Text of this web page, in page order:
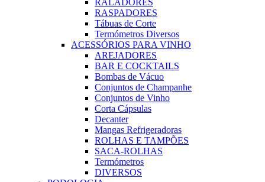
RALADORES
RASPADORES
Tábuas de Corte
Termómetros Diversos
ACESSÓRIOS PARA VINHO
AREJADORES
BAR E COCKTAILS
Bombas de Vácuo
Conjuntos de Champanhe
Conjuntos de Vinho
Corta Cápsulas
Decanter
Mangas Refrigeradoras
ROLHAS E TAMPÕES
SACA-ROLHAS
Termómetros
DIVERSOS